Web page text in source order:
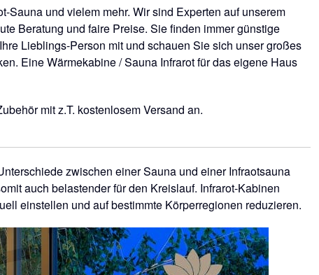
Sauna und vielem mehr. Wir sind Experten auf unserem
Beratung und faire Preise. Sie finden immer günstige
Lieblings-Person mit und schauen Sie sich unser großes
Eine Wärmekabine / Sauna Infrarot für das eigene Haus
mit z.T. kostenlosem Versand an.
zwischen einer Sauna und einer Infraotsauna
auch belastender für den Kreislauf. Infrarot-Kabinen
einstellen und auf bestimmte Körperregionen reduzieren.